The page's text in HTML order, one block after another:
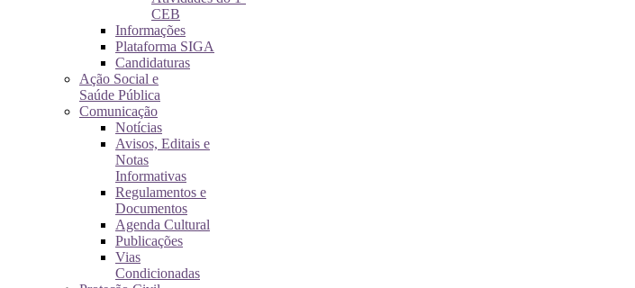
CEB
Informações
Plataforma SIGA
Candidaturas
Ação Social e
Saúde Pública
Comunicação
Notícias
Avisos, Editais e
Notas
Informativas
Regulamentos e
Documentos
Agenda Cultural
Publicações
Vias
Condicionadas